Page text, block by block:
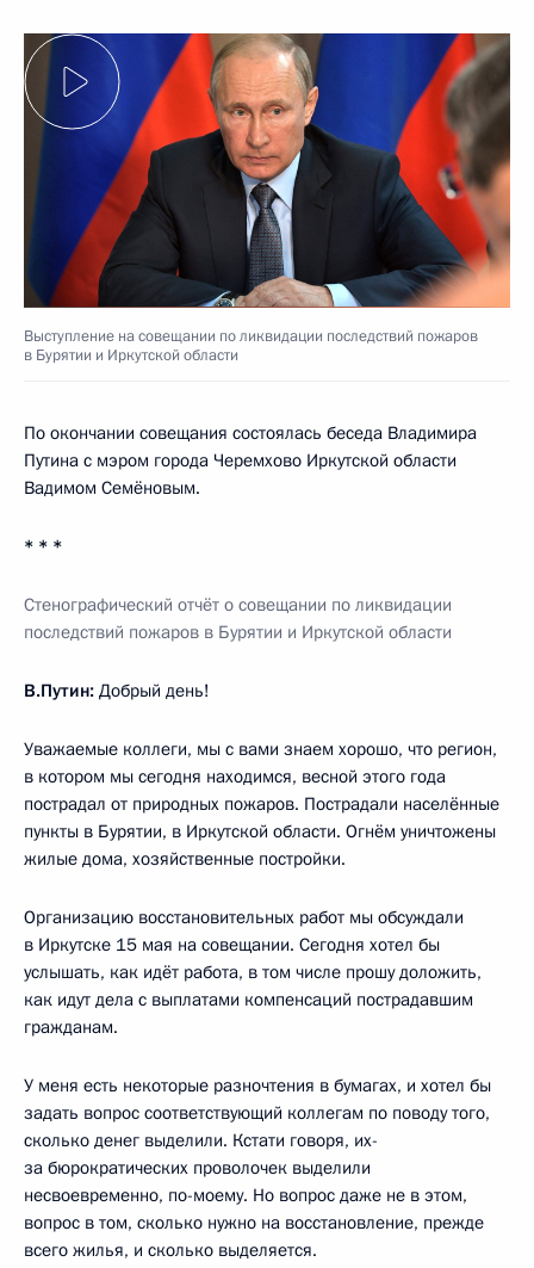
Выступление на совещании по ликвидации последствий пожаров
в Бурятии и Иркутской области
По окончании совещания состоялась беседа Владимира
Путина с мэром города Черемхово Иркутской области
Вадимом Семёновым.
* * *
Стенографический отчёт о совещании по ликвидации
последствий пожаров в Бурятии и Иркутской области
В.Путин: Добрый день!
Уважаемые коллеги, мы с вами знаем хорошо, что регион,
в котором мы сегодня находимся, весной этого года
пострадал от природных пожаров. Пострадали населённые
пункты в Бурятии, в Иркутской области. Огнём уничтожены
жилые дома, хозяйственные постройки.
Организацию восстановительных работ мы обсуждали
в Иркутске 15 мая на совещании. Сегодня хотел бы
услышать, как идёт работа, в том числе прошу доложить,
как идут дела с выплатами компенсаций пострадавшим
гражданам.
У меня есть некоторые разночтения в бумагах, и хотел бы
задать вопрос соответствующий коллегам по поводу того,
сколько денег выделили. Кстати говоря, их-
за бюрократических проволочек выделили
несвоевременно, по-моему. Но вопрос даже не в этом,
вопрос в том, сколько нужно на восстановление, прежде
всего жилья, и сколько выделяется.